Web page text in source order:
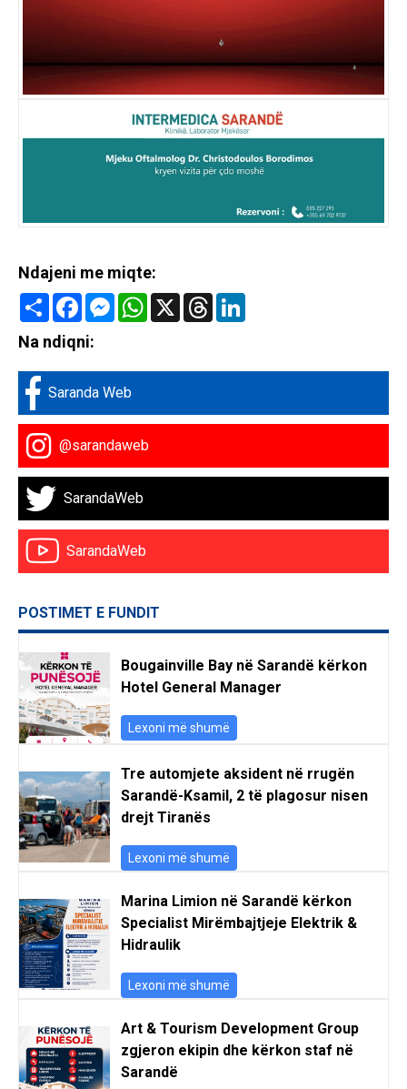
Ndajeni me miqte:
Share FacebookMessenger
WhatsApp
X Threads
Na ndiqni:
Saranda Web
@sarandaweb
SarandaWeb
SarandaWeb
POSTIMET E FUNDIT
Bougainville Bay në Sarandë kërkon
Hotel General Manager
Lexoni më shumë
Tre automjete aksident në rrugën
Sarandë-Ksamil, 2 të plagosur nisen
drejt Tiranës
Lexoni më shumë
Marina Limion në Sarandë kërkon
Specialist Mirëmbajtjeje Elektrik &
Hidraulik
Lexoni më shumë
Art & Tourism Development Group
zgjeron ekipin dhe kërkon staf në
Sarandë